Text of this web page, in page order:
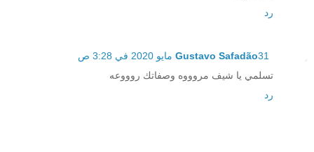
رد
Gustavo Safadão31 مايو 2020 في 3:28 ص
تسلمي يا شيف مروووه وصفاتك روووعه
رد